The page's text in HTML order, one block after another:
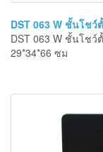
DST 063 W ชั้นโชว์
DST 063 W ชั้นโชว์
29*34*66 ซม